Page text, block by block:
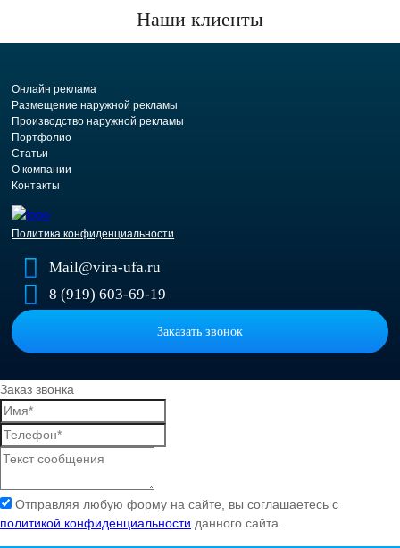
Наши клиенты
Онлайн реклама
Размещение наружной рекламы
Производство наружной рекламы
Портфолио
Статьи
О компании
Контакты
Политика конфиденциальности
Mail@vira-ufa.ru
8 (919) 603-69-19
Заказать звонок
Заказ звонка
Отправляя любую форму на сайте, вы соглашаетесь с
политикой конфиденциальности данного сайта.